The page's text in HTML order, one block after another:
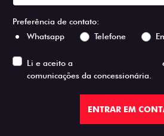
Preferência de contato:
Whatsapp
Telefone
Li e aceito a
comunicações da concessionária.
ENTRAR EM